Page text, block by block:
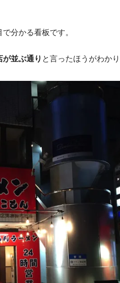
分かる看板です。
並ぶ通り と言ったほうがわかり